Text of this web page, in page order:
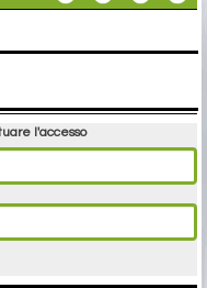
l'accesso